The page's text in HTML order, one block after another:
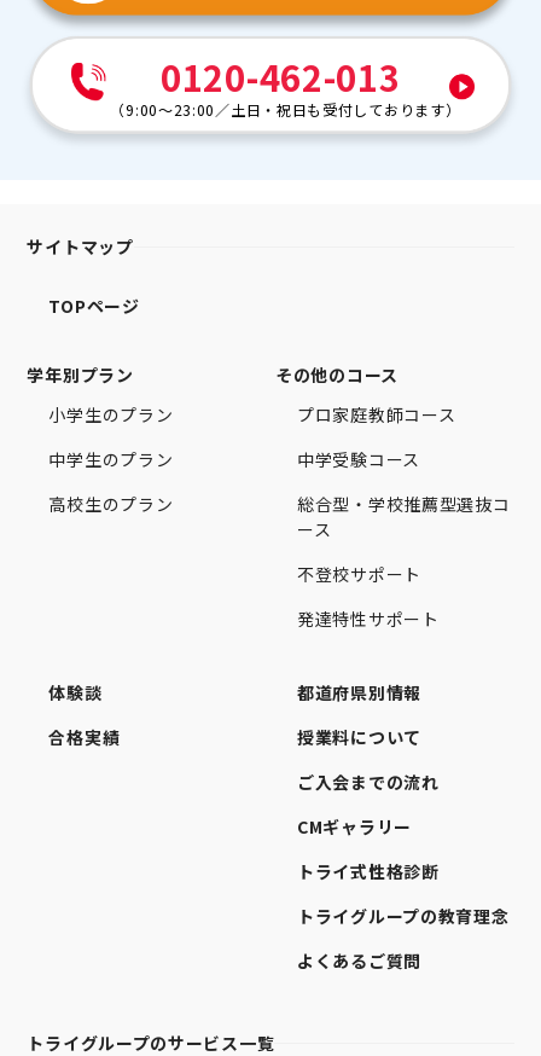
0120-462-013
（9:00～23:00 ／土日・祝日も受付しております）
サイトマップ
TOPページ
学年別プラン
小学生のプラン
中学生のプラン
高校生のプラン
その他のコース
プロ家庭教師コース
中学受験コース
総合型・学校推薦型選抜コ
ース
不登校サポート
発達特性サポート
体験談
合格実績
都道府県別情報
授業料について
ご入会までの流れ
CMギャラリー
トライ式性格診断
トライグループの教育理念
よくあるご質問
トライグループのサービス一覧